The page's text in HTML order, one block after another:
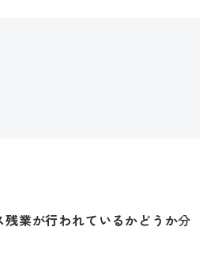
業が行われているかどうか分